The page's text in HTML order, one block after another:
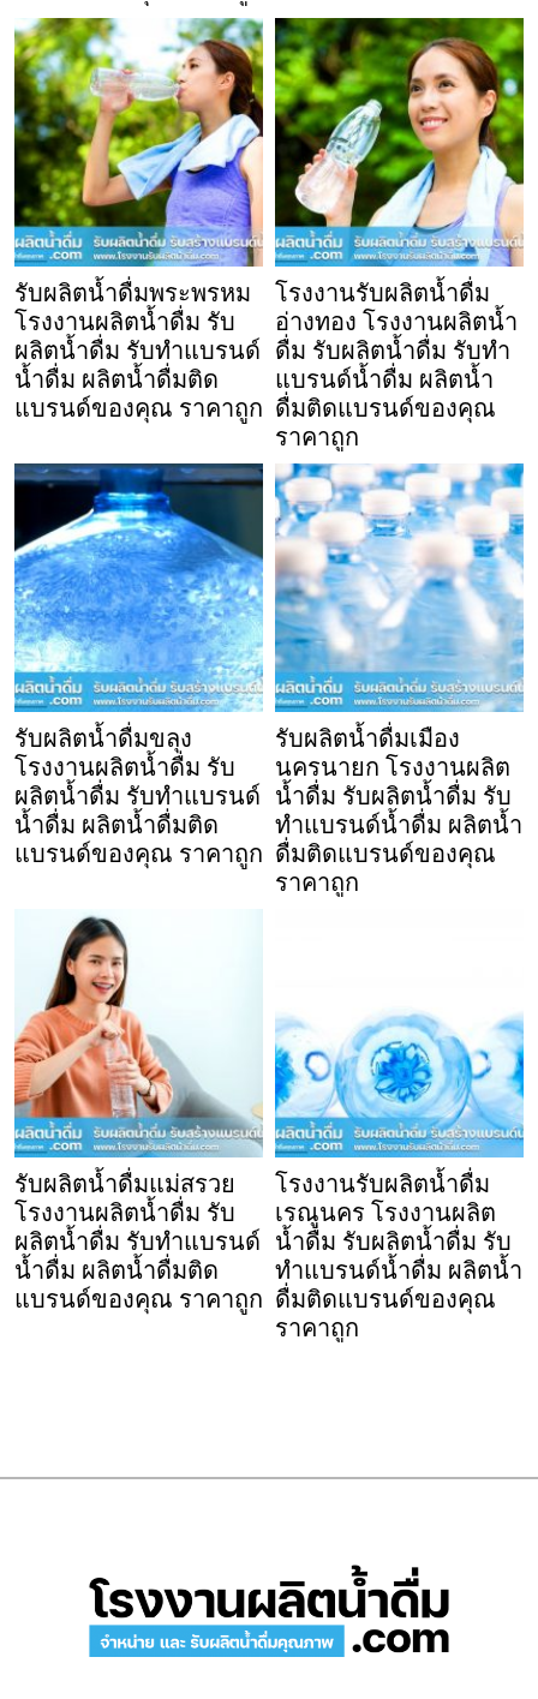
รับผลิตน้ำดื่มพระพรหม
โรงงานผลิตน้ำดื่ม รับ
ผลิตน้ำดื่ม รับทำแบรนด์
น้ำดื่ม ผลิตน้ำดื่มติด
แบรนด์ของคุณ ราคาถูก
โรงงานรับผลิตน้ำดื่ม
อ่างทอง โรงงานผลิตน้ำ
ดื่ม รับผลิตน้ำดื่ม รับทำ
แบรนด์น้ำดื่ม ผลิตน้ำ
ดื่มติดแบรนด์ของคุณ
ราคาถูก
รับผลิตน้ำดื่มขลุง
โรงงานผลิตน้ำดื่ม รับ
ผลิตน้ำดื่ม รับทำแบรนด์
น้ำดื่ม ผลิตน้ำดื่มติด
แบรนด์ของคุณ ราคาถูก
รับผลิตน้ำดื่มเมือง
นครนายก โรงงานผลิต
น้ำดื่ม รับผลิตน้ำดื่ม รับ
ทำแบรนด์น้ำดื่ม ผลิตน้ำ
ดื่มติดแบรนด์ของคุณ
ราคาถูก
รับผลิตน้ำดื่มแม่สรวย
โรงงานผลิตน้ำดื่ม รับ
ผลิตน้ำดื่ม รับทำแบรนด์
น้ำดื่ม ผลิตน้ำดื่มติด
แบรนด์ของคุณ ราคาถูก
โรงงานรับผลิตน้ำดื่ม
เรณูนคร โรงงานผลิต
น้ำดื่ม รับผลิตน้ำดื่ม รับ
ทำแบรนด์น้ำดื่ม ผลิตน้ำ
ดื่มติดแบรนด์ของคุณ
ราคาถูก